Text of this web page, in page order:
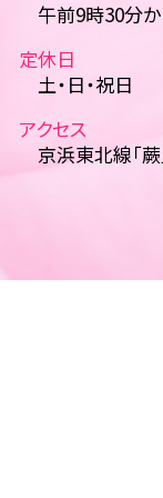
午前9時30分
定休日
土・日・祝日
アクセス
京浜東北線「